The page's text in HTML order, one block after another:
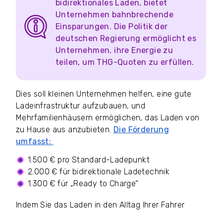
bidirektionales Laden, bietet
Unternehmen bahnbrechende
Einsparungen. Die Politik der
deutschen Regierung ermöglicht es
Unternehmen, ihre Energie zu
teilen, um THG-Quoten zu erfüllen.
Dies soll kleinen Unternehmen helfen, eine gute
Ladeinfrastruktur aufzubauen, und
Mehrfamilienhäusern ermöglichen, das Laden von
zu Hause aus anzubieten. Die Förderung
umfasst:
1.500 € pro Standard-Ladepunkt
2.000 € für bidirektionale Ladetechnik
1.300 € für „Ready to Charge“
Indem Sie das Laden in den Alltag Ihrer Fahrer